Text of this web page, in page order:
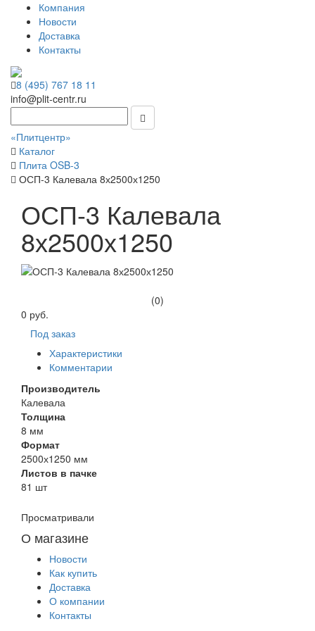
Компания
Новости
Доставка
Контакты
8 (495) 767 18 11
info@plit-centr.ru
«Плитцентр»
Каталог
Плита OSB-3
ОСП-3 Калевала 8х2500х1250
ОСП-3 Калевала
8х2500х1250
(0)
0 руб.
Под заказ
Характеристики
Комментарии
Производитель
Калевала
Толщина
8 мм
Формат
2500х1250 мм
Листов в пачке
81 шт
Просматривали
О магазине
Новости
Как купить
Доставка
О компании
Контакты